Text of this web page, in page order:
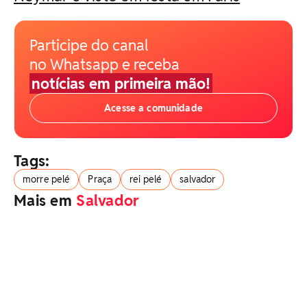
Participe do canal
no Whatsapp e receba
notícias em primeira mão!
Acesse a comunidade
Tags:
morre pelé Praça rei pelé salvador
Mais em Salvador